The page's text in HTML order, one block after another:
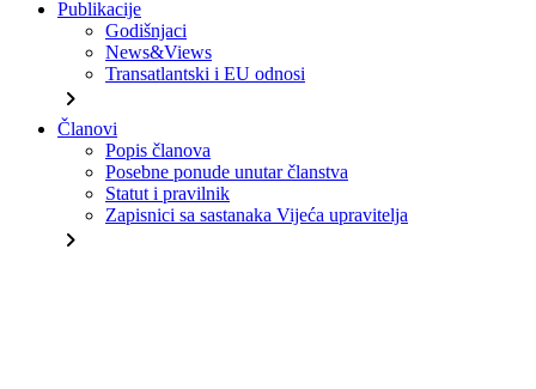
Publikacije
Godišnjaci
News&Views
Transatlantski i EU odnosi
chevron_right
Članovi
Popis članova
Posebne ponude unutar članstva
Statut i pravilnik
Zapisnici sa sastanaka Vijeća upravitelja
chevron_right